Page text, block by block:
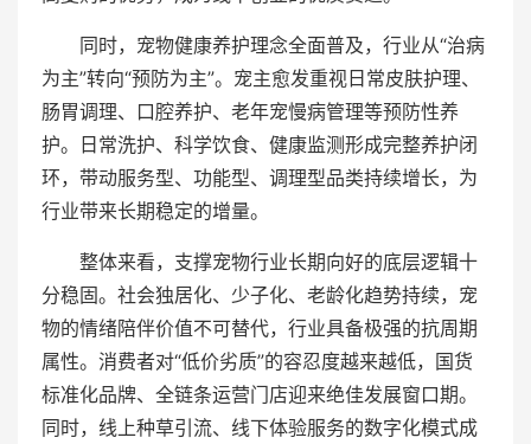
同时，宠物健康养护理念全面普及，行业从“治病
为主”转向“预防为主”。宠主愈发重视日常皮肤护理、
肠胃调理、口腔养护、老年宠慢病管理等预防性养
护。日常洗护、科学饮食、健康监测形成完整养护闭
环，带动服务型、功能型、调理型品类持续增长，为
行业带来长期稳定的增量。
整体来看，支撑宠物行业长期向好的底层逻辑十
分稳固。社会独居化、少子化、老龄化趋势持续，宠
物的情绪陪伴价值不可替代，行业具备极强的抗周期
属性。消费者对“低价劣质”的容忍度越来越低，国货
标准化品牌、全链条运营门店迎来绝佳发展窗口期。
同时，线上种草引流、线下体验服务的数字化模式成